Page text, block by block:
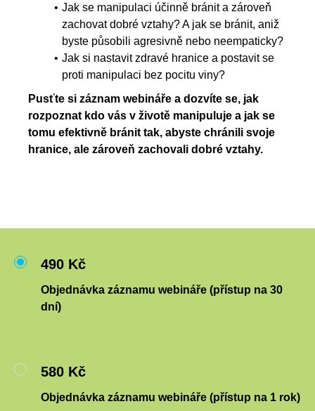
Jak se manipulaci účinně bránit a zároveň
zachovat dobré vztahy? A jak se bránit, aniž
byste působili agresivně nebo neempaticky?
Jak si nastavit zdravé hranice a postavit se
proti manipulaci bez pocitu viny?
Pusťte si záznam webináře a dozvíte se, jak
rozpoznat kdo vás v životě manipuluje a jak se
tomu efektivně bránit tak, abyste chránili svoje
hranice, ale zároveň zachovali dobré vztahy.
490 Kč
Objednávka záznamu webináře (přístup na 30
dní)
580 Kč
Objednávka záznamu webináře (přístup na 1 rok)